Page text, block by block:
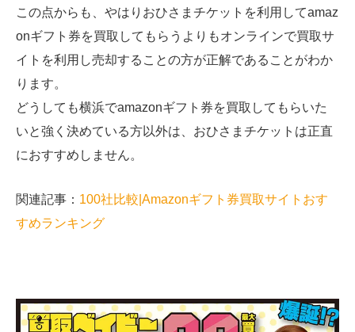
この点からも、やはりおひさまチケットを利用してamaz
onギフト券を買取してもらうよりもオンラインで買取サ
イトを利用し売却することの方が正解であることがわか
ります。
どうしても横浜でamazonギフト券を買取してもらいた
いと強く決めている方以外は、おひさまチケットは正直
におすすめしません。
関連記事： 100社比較|Amazonギフト券買取サイトおす
すめランキング